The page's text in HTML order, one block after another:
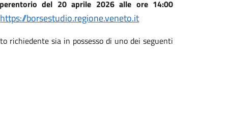
del 20 aprile 2026 alle ore 14:00
https://borsestudio.regione.veneto.it
richiedente sia in possesso di uno dei seguenti